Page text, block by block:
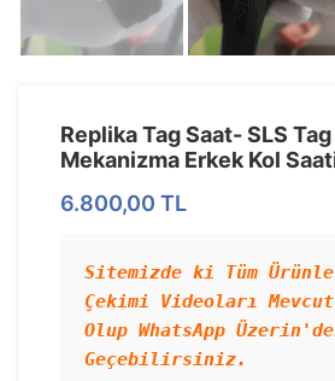
Replika Tag Saat- SLS
Mekanizma Erkek Kol
6.800,00 TL
Sitemizde ki Tüm
Çekimi Videoları Mevcut
Olup WhatsApp
Geçebilirsiniz.